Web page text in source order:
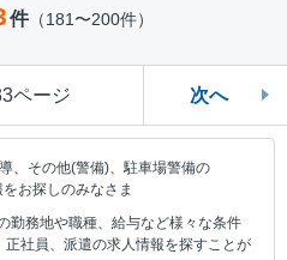
件（181〜200件）
ページ 次へ
、その他(警備)、駐車場警備の
お探しのみなさま
勤務地や職種、給与など様々な条件
社員、派遣の求人情報を探すことが